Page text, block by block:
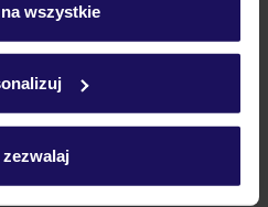
plikach cookie znajdziesz
wszystkie
zezwalaj